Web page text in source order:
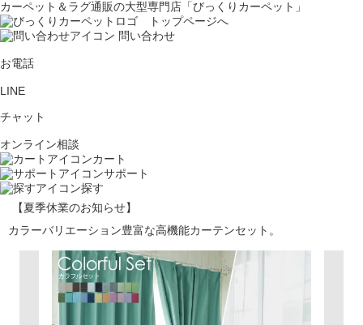
カーペット＆ラグ通販の大型専門店「びっくりカーペット」
問い合わせ
お電話
LINE
チャット
オンライン相談
カート
サポート
探す
【夏季休業のお知らせ】
カラーバリエーション豊富な高機能カーテンセット。